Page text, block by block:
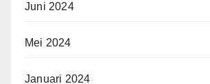
Juni 2024
Mei 2024
Januari 2024